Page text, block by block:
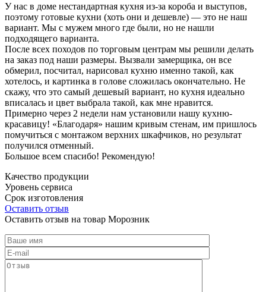
У нас в доме нестандартная кухня из-за короба и выступов,
поэтому готовые кухни (хоть они и дешевле) — это не наш
вариант. Мы с мужем много где были, но не нашли
подходящего варианта.
После всех походов по торговым центрам мы решили делать
на заказ под наши размеры. Вызвали замерщика, он все
обмерил, посчитал, нарисовал кухню именно такой, как
хотелось, и картинка в голове сложилась окончательно. Не
скажу, что это самый дешевый вариант, но кухня идеально
вписалась и цвет выбрала такой, как мне нравится.
Примерно через 2 недели нам установили нашу кухню-
красавицу! «Благодаря» нашим кривым стенам, им пришлось
помучиться с монтажом верхних шкафчиков, но результат
получился отменный.
Большое всем спасибо! Рекомендую!
Качество продукции
Уровень сервиса
Срок изготовления
Оставить отзыв
Оставить отзыв на товар Морозник